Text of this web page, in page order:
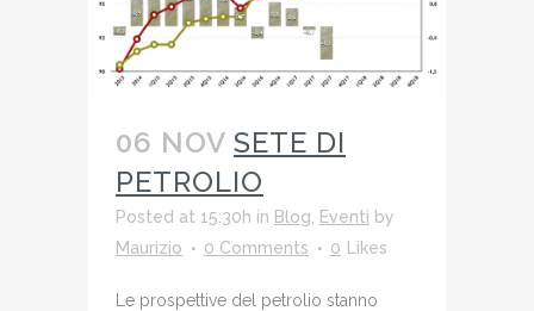
06 NOV SETE DI
PETROLIO
Posted at 15:30h in Blog Eventi by
Maurizio
0 Comments 0 Likes
Le prospettive del petrolio stanno